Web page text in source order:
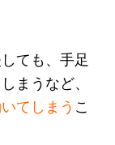
ても、手足
まうなど、
てしまう こ